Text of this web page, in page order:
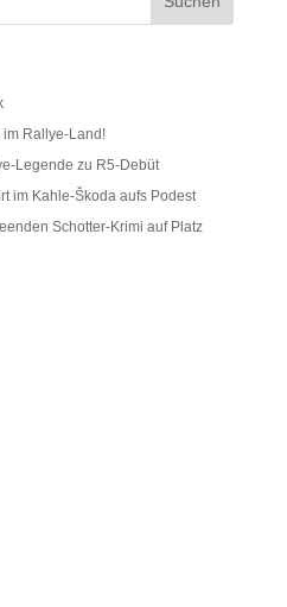
im Rallye-Land!
Legende zu R5-Debüt
im Kahle-Škoda aufs Podest
Schotter-Krimi auf Platz